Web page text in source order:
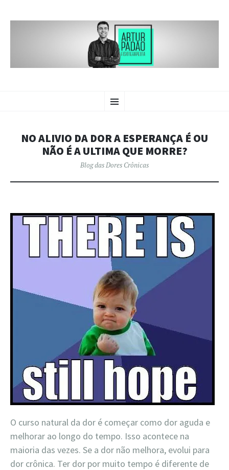
BLOG DAS
PADÃO
Menu
PARA
NO ALIVIO DA DOR A ESPERANÇA É OU
NÃO É A ULTIMA QUE MORRE?
Blog das Dores Crônicas
O curso natural da dor é começar como dor aguda e
melhorar ao longo do tempo. Isso acontece na
maioria das vezes. Se a dor não melhora, evolui para
dor crônica. Ter dor por muito tempo é diferente de